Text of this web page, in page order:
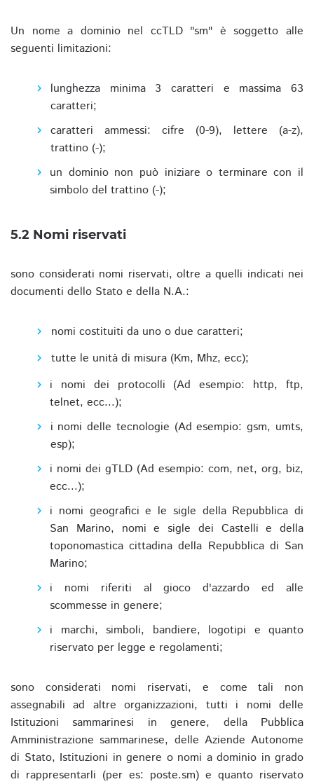
Un nome a dominio nel ccTLD "sm" è soggetto alle
seguenti limitazioni:
lunghezza minima 3 caratteri e massima 63
caratteri;
caratteri ammessi: cifre (0-9), lettere (a-z),
trattino (-);
un dominio non può iniziare o terminare con il
simbolo del trattino (-);
5.2 Nomi riservati
sono considerati nomi riservati, oltre a quelli indicati nei
documenti dello Stato e della N.A.:
nomi costituiti da uno o due caratteri;
tutte le unità di misura (Km, Mhz, ecc);
i nomi dei protocolli (Ad esempio: http, ftp,
telnet, ecc...);
i nomi delle tecnologie (Ad esempio: gsm, umts,
esp);
i nomi dei gTLD (Ad esempio: com, net, org, biz,
ecc...);
i nomi geografici e le sigle della Repubblica di
San Marino, nomi e sigle dei Castelli e della
toponomastica cittadina della Repubblica di San
Marino;
i nomi riferiti al gioco d'azzardo ed alle
scommesse in genere;
i marchi, simboli, bandiere, logotipi e quanto
riservato per legge e regolamenti;
sono considerati nomi riservati, e come tali non
assegnabili ad altre organizzazioni, tutti i nomi delle
Istituzioni sammarinesi in genere, della Pubblica
Amministrazione sammarinese, delle Aziende Autonome
di Stato, Istituzioni in genere o nomi a dominio in grado
di rappresentarli (per es: poste.sm) e quanto riservato